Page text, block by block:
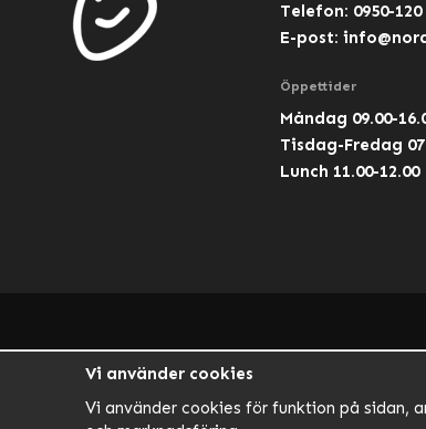
Telefon: 0950-120
E-post:
Öppettider
Måndag 09.00-
Tisdag-Fredag
Lunch 11.00-12.00
Vi använder cookies
Vi använder cookies för funktion på sidan,